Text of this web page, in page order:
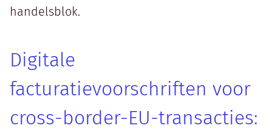
handelsblok.
Digitale
facturatievoorschriften voor
cross-border-EU-transacties: